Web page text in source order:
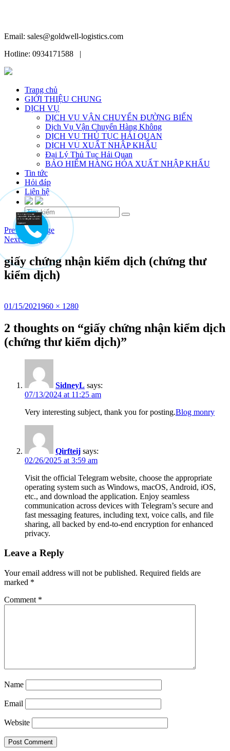
Email: sales@goldwell-logistics.com
Hotline: 0934171588 |
Trang chủ
GIỚI THIỆU CHUNG
DỊCH VỤ
DỊCH VỤ VẬN CHUYỂN ĐƯỜNG BIỂN
Dịch Vụ Vận Chuyển Hàng Không
DỊCH VỤ THỦ TỤC HẢI QUAN
DỊCH VỤ XUẤT NHẬP KHẨU
Đại Lý Thủ Tục Hải Quan
BẢO HIỂM HÀNG HÓA XUẤT NHẬP KHẨU
Tin tức
Hỏi đáp
Liên hệ
Skip
to
content
Previous Image
Next Image
giấy chứng nhận kiểm dịch (chứng thư
kiểm dịch)
Posted
01/15/2021Full
960 × 1280
2 thoughts on “giấy chứng nhận kiểm dịch
(chứng thư kiểm dịch)”
SidneyL says:
07/13/2024 at 11:25 am
Very interesting subject, thank you for posting.Blog monry
Qirfteij says:
02/26/2025 at 3:59 am
Visit the official Telegram website, choose the appropriate
operating system such as Windows, macOS, Android, iOS,
etc., and download the application. Enjoy seamless
communication across devices with Telegram’s secure and
fast messaging features, including text, voice calls, and file
sharing, all backed by end-to-end encryption for enhanced
privacy.
Leave a Reply
Your email address will not be published. Required fields are
marked *
Comment *
Name
Email
Website